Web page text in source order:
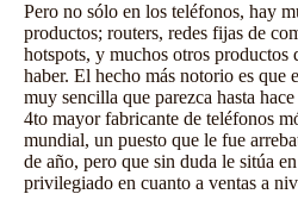
Pero no sólo en los teléfonos, hay
productos; routers, redes fijas de
hotspots, y muchos otros productos
haber. El hecho más notorio es que
muy sencilla que parezca hasta
4to mayor fabricante de teléfonos
mundial, un puesto que le fue
de año, pero que sin duda le sitúa
privilegiado en cuanto a ventas a